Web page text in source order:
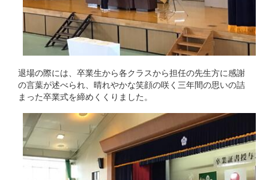
退場の際には、卒業生から各クラスから担任の先生方に感謝
の言葉が述べられ、晴れやかな笑顔の咲く三年間の思いの詰
まった卒業式を締めくくりました。